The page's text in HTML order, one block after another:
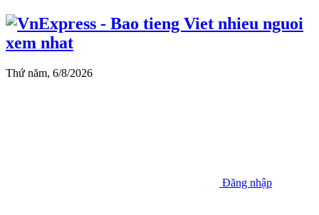
Thứ năm, 6/8/2026
Đăng nhập